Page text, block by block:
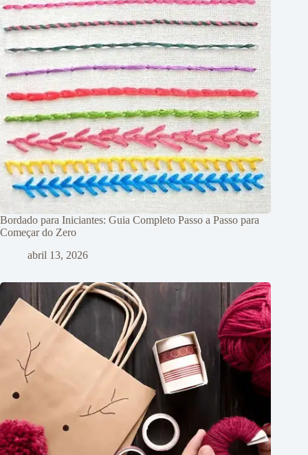
Bordado para Iniciantes: Guia Completo Passo a Passo para
Começar do Zero
abril 13, 2026